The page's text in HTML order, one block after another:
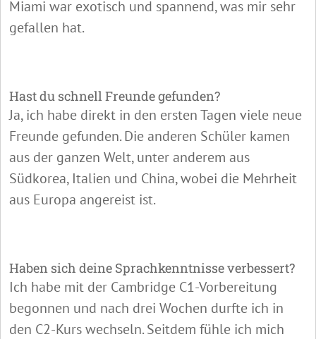
Miami war exotisch und spannend, was mir sehr
gefallen hat.
Hast du schnell Freunde gefunden?
Ja, ich habe direkt in den ersten Tagen viele neue
Freunde gefunden. Die anderen Schüler kamen
aus der ganzen Welt, unter anderem aus
Südkorea, Italien und China, wobei die Mehrheit
aus Europa angereist ist.
Haben sich deine Sprachkenntnisse verbessert?
Ich habe mit der Cambridge C1-Vorbereitung
begonnen und nach drei Wochen durfte ich in
den C2-Kurs wechseln. Seitdem fühle ich mich